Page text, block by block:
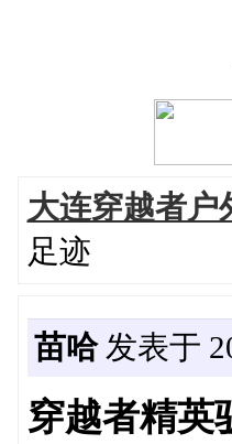
大连穿越者户
足迹
苗哈发表于
穿越者精英